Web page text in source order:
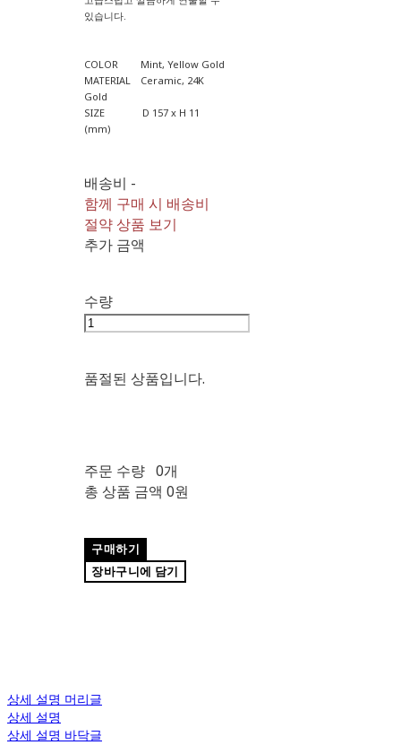
있습니다.
COLOR Mint, Yellow Gold
MATERIAL Ceramic, 24K
Gold
SIZE D 157 x H 11
(mm)
배송비 -
함께 구매 시 배송비
절약 상품 보기
추가 금액
수량
품절된 상품입니다.
주문 수량 0개
총 상품 금액 0원
구매하기
장바구니에 담기
상세 설명 머리글
상세 설명
상세 설명 바닥글